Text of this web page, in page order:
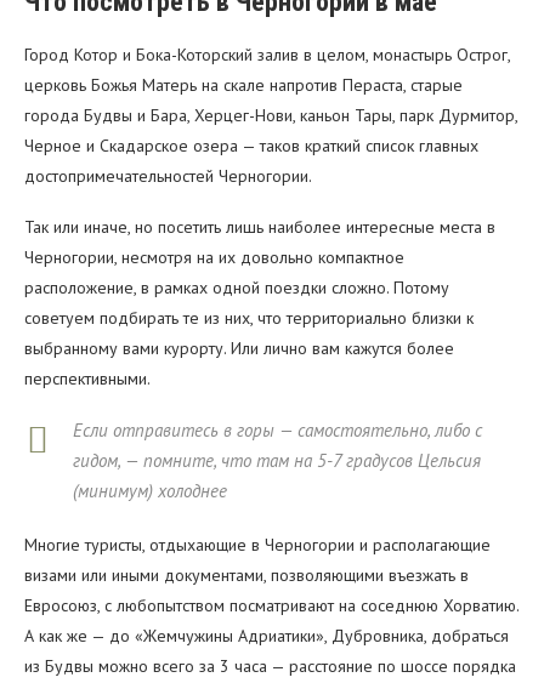
Город Котор и Бока-Которский залив в целом, монастырь Острог,
церковь Божья Матерь на скале напротив Пераста, старые
города Будвы и Бара, Херцег-Нови, каньон Тары, парк Дурмитор,
Черное и Скадарское озера — таков краткий список главных
достопримечательностей Черногории.
Так или иначе, но посетить лишь наиболее интересные места в
Черногории, несмотря на их довольно компактное
расположение, в рамках одной поездки сложно. Потому
советуем подбирать те из них, что территориально близки к
выбранному вами курорту. Или лично вам кажутся более
перспективными.
Если отправитесь в горы — самостоятельно, либо с
гидом, — помните, что там на 5-7 градусов Цельсия
(минимум) холоднее
Многие туристы, отдыхающие в Черногории и располагающие
визами или иными документами, позволяющими въезжать в
Евросоюз, с любопытством посматривают на соседнюю Хорватию.
А как же — до «Жемчужины Адриатики», Дубровника, добраться
из Будвы можно всего за 3 часа — расстояние по шоссе порядка